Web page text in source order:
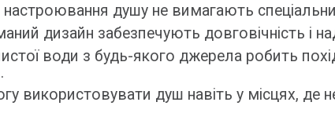
душу не вимагають
дизайн забезпечують довговічність і
води з будь-якого джерела робить
використовувати душ навіть у місцях, де